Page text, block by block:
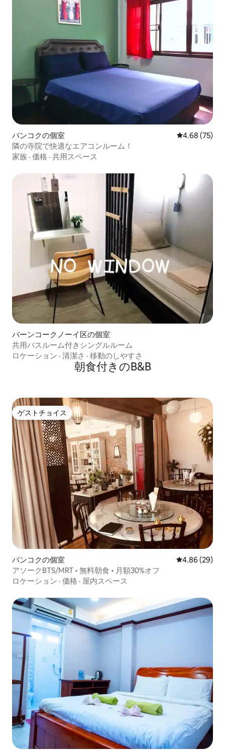
バンコクの個室 レビュー75
4.68 (75)
隣の寺院で快適なエアコンルーム！
家族 · 価格 · 共用スペース
バーンコークノーイ区の個室
共用バスルーム付きシングルルーム
ロケーション · 清潔さ · 移動のしやすさ
朝食付きのB&B
ゲストチョイス
ゲストチョイス
バンコクの個室 レビュー29
4.86 (29)
アソークBTS/MRT • 無料朝食 • 月額30%オフ
ロケーション · 価格 · 屋内スペース